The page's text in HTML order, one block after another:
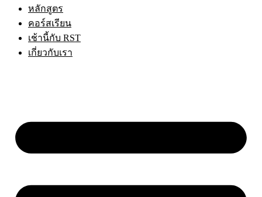
หลักสูตร
คอร์สเรียน
เช้านี้กับ RST
เกี่ยวกับเรา